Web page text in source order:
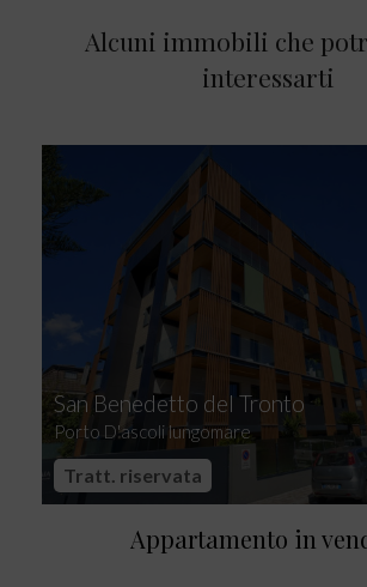
Alcuni immobili che
interessarti
San Benedetto del Tronto
Porto D'ascoli lungomare
Tratt. riservata
Appartamento in